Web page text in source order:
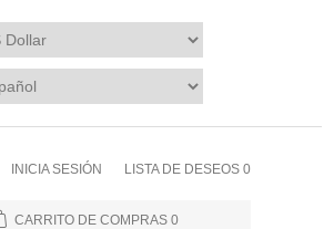
INICIA SESIÓN LISTA DE DESEOS 0
CARRITO DE COMPRAS 0